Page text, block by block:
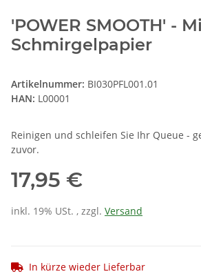
'POWER SMOOTH' -
Schmirgelpapier
Artikelnummer: BI030PFL001.01
HAN: L00001
Reinigen und schleifen Sie Ihr Queue -
zuvor.
17,95 €
inkl. 19% USt. , zzgl. Versand
In kürze wieder Lieferbar